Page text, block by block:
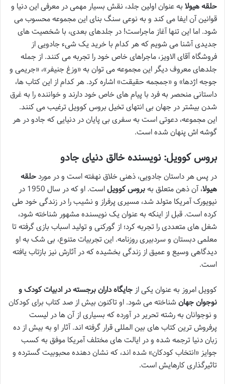
حلقه هیولا به عنوان اولین جلد، نقش بسیار مهمی در معرفی این دنیا و
قوانین آن ایفا می کند و به نوعی سنگ بنای این مجموعه محسوب می
شود. اما این تنها آغاز ماجراست! در جلدهای بعدی، با شخصیت های
جدیدی آشنا می شویم که هر کدام با خرید یک شیء جادویی از
فروشگاه آقای الاویز، ماجراهای خاص خود را تجربه می کنند. از جمله
جلدهای معروف دیگر این مجموعه می توان به «وزغ جنیفر»، «جریمی و
جوجه اژدها» و «جمجمه حقیقت» اشاره کرد. هر کدام از این کتاب ها،
داستانی منحصر به فرد با پیام های خاص خود دارند و خواننده را به غرق
شدن بیشتر در جهان بی انتهای تخیل بروس کوویل ترغیب می کنند.
این مجموعه، دعوتی است به سفری بی پایان در دنیایی که جادو در هر
گوشه اش پنهان شده است.
بروس کوویل: نویسنده خالق دنیای جادو
در پس هر داستان جادویی، ذهنی خلاق نهفته است و در موردحلقه
هیولا، آن ذهن متعلق بهبروس کوویل
است. او که در سال 1950 در
نیویورک آمریکا متولد شد، مسیری پرفراز و نشیب را در زندگی خود طی
کرده است. قبل از اینکه به عنوان یک نویسنده مشهور شناخته شود،
شغل های متعددی را تجربه کرد؛ از گورکنی و تولید اسباب بازی گرفته تا
معلمی دبستان و سردبیری روزنامه. این تجربیات متنوع، بی شک به او
دیدگاهی وسیع و عمیق از زندگی بخشیده که در آثارش نیز بازتاب یافته
است.
کوویل امروز به عنوان یکی از جایگاه داران برجسته در ادبیات کودک و
نوجوان جهان شناخته می شود. او تاکنون بیش از صد کتاب برای کودکان
و نوجوانان به رشته تحریر در آورده که بسیاری از آن ها در لیست
پرفروش ترین کتاب های بین المللی قرار گرفته اند. آثار او به بیش از ده
زبان دنیا ترجمه شده و در ایالت های مختلف آمریکا موفق به کسب
جوایز «انتخاب کودکان» شده اند، که نشان دهنده محبوبیت گسترده و
تاثیرگذاری کارهایش است.